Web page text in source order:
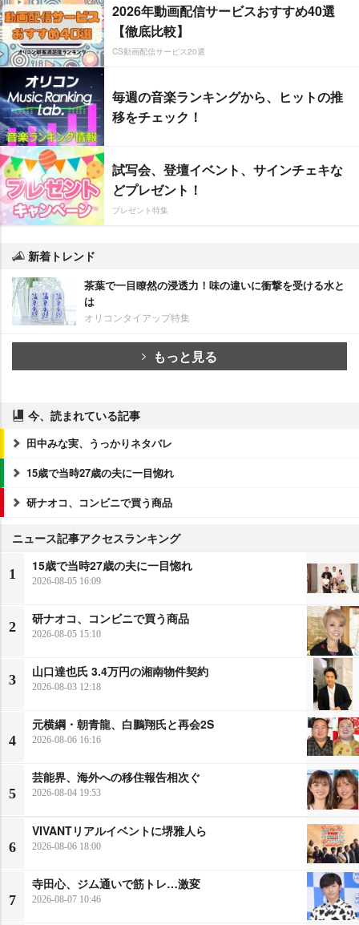
2026年動画配信サービスおすすめ40選
【徹底比較】
CS動画配信サービス20選
毎週の音楽ランキングから、ヒットの推
移をチェック！
試写会、登壇イベント、サインチェキな
どプレゼント！
プレゼント特集
新着トレンド
茶葉で一目瞭然の浸透力！味の違いに衝撃を受ける水と
は
オリコンタイアップ特集
もっと見る
今、読まれている記事
田中みな実、うっかりネタバレ
15歳で当時27歳の夫に一目惚れ
研ナオコ、コンビニで買う商品
ニュース記事アクセスランキング
1
15歳で当時27歳の夫に一目惚れ
2026-08-05 16:09
2
研ナオコ、コンビニで買う商品
2026-08-05 15:10
3
山口達也氏 3.4万円の湘南物件契約
2026-08-03 12:18
4
元横綱・朝青龍、白鵬翔氏と再会2S
2026-08-06 16:16
5
芸能界、海外への移住報告相次ぐ
2026-08-04 19:53
6
VIVANTリアルイベントに堺雅人ら
2026-08-06 18:00
7
寺田心、ジム通いで筋トレ…激変
2026-08-07 10:46